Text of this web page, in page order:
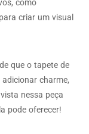
como
criar um visual
que o tapete de
charme,
nessa peça
pode oferecer!